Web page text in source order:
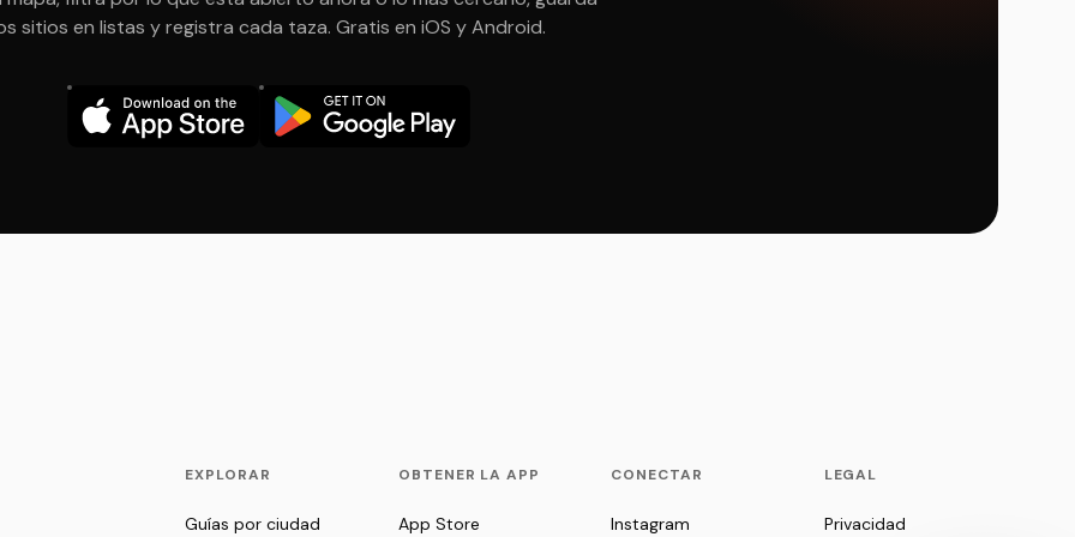
sitios en listas y registra cada taza. Gratis en iOS y Android.
EXPLORAR
Guías por ciudad
OBTENER LA APP
App Store
CONECTAR
Instagram
LEGAL
Privacidad